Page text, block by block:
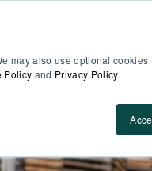
may also use optional
Policy and Privacy Policy.